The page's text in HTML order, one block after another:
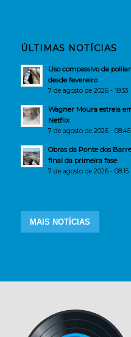
ÚLTIMAS NOTÍCIAS
Uso compassivo da
desde fevereiro
7 de agosto de 2026 - 18:33
Wagner Moura estreia
Netflix
7 de agosto de 2026 - 08:46
Obras da Ponte dos
final da primeira fase
7 de agosto de 2026 - 08:15
MAIS NOTÍCIAS